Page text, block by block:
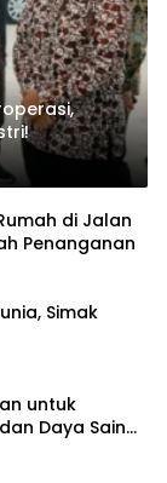
di Jalan
Penanganan
Simak
untuk
Daya Saing